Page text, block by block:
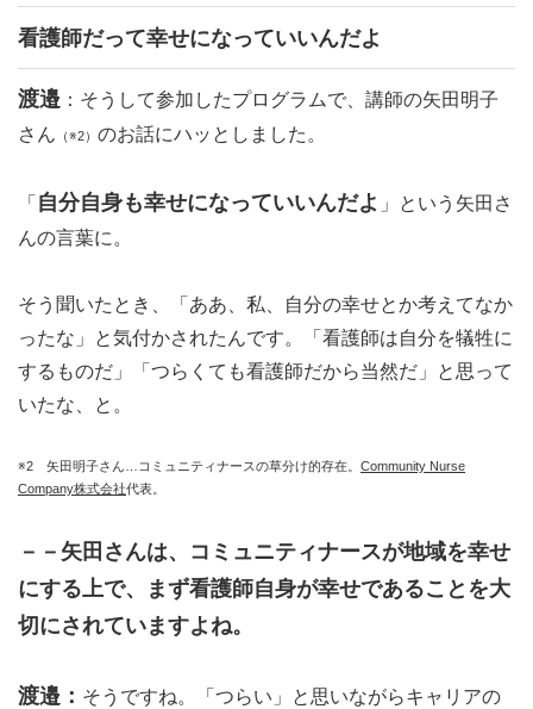
看護師だって幸せになっていいんだよ
渡邉 ：そうして参加したプログラムで、講師の矢田明子
さん （※2） のお話にハッとしました。
「 自分自身も幸せになっていいんだよ 」という矢田さ
んの言葉に。
そう聞いたとき、「ああ、私、自分の幸せとか考えてなか
ったな」と気付かされたんです。「看護師は自分を犠牲に
するものだ」「つらくても看護師だから当然だ」と思って
いたな、と。
※2 矢田明子さん…コミュニティナースの草分け的存在。 Community Nurse
Company株式会社代表。
－－矢田さんは、コミュニティナースが地域を幸せ
にする上で、まず看護師自身が幸せであることを大
切にされていますよね。
渡邉： そうですね。「つらい」と思いながらキャリアの